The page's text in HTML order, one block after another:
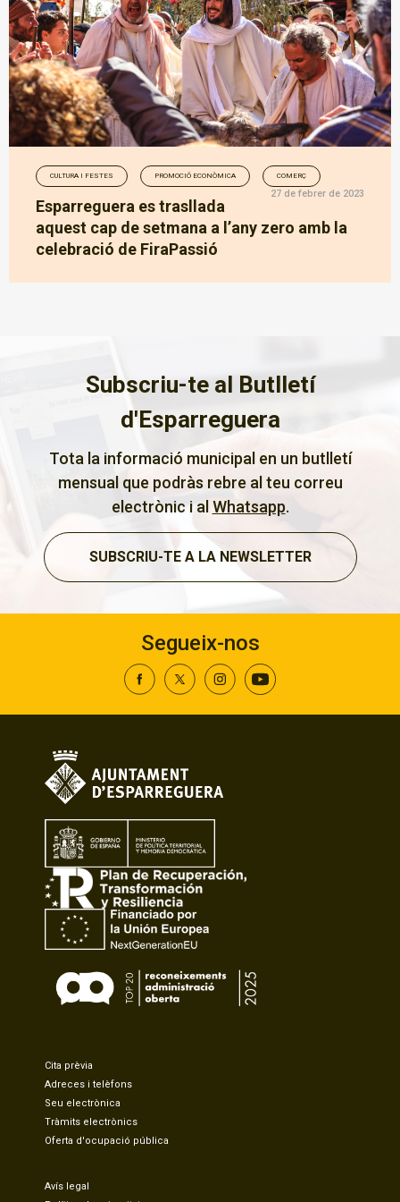
CULTURA I FESTES PROMOCIÓ ECONÒMICA COMERÇ
27 de febrer de 2023
Esparreguera es trasllada
aquest cap de setmana a l’any zero amb la
celebració de FiraPassió
Subscriu-te al Butlletí
d'Esparreguera
Tota la informació municipal en un butlletí
mensual que podràs rebre al teu correu
electrònic i alWhatsapp.
SUBSCRIU-TE A LA NEWSLETTER
Segueix-nos
Cita prèvia
Adreces i telèfons
Seu electrònica
Tràmits electrònics
Oferta d'ocupació pública
Avís legal